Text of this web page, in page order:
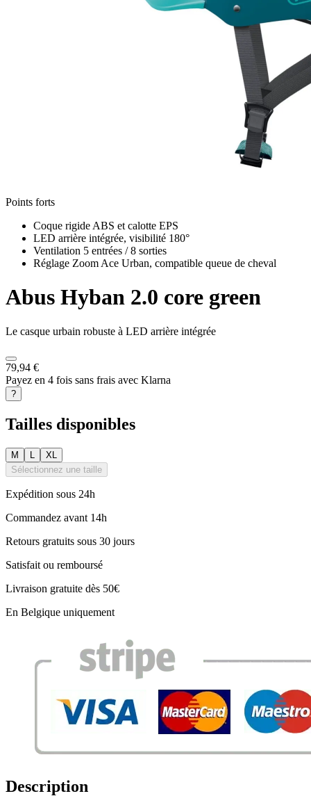
Points forts
Coque rigide ABS et calotte EPS
LED arrière intégrée, visibilité 180°
Ventilation 5 entrées / 8 sorties
Réglage Zoom Ace Urban, compatible queue de cheval
Abus Hyban 2.0 core green
Le casque urbain robuste à LED arrière intégrée
79,94 €
Payez en 4 fois sans frais avec Klarna
?
Tailles disponibles
M L
XL
Sélectionnez une taille
Expédition sous 24h
Commandez avant 14h
Retours gratuits sous 30 jours
Satisfait ou remboursé
Livraison gratuite dès 50€
En Belgique uniquement
Description